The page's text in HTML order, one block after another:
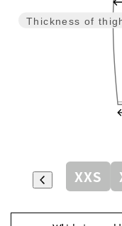
Thickness of
XXS